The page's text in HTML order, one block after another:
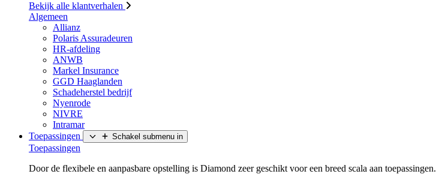
Bekijk alle klantverhalen
Algemeen
Allianz
Polaris Assuradeuren
HR-afdeling
ANWB
Markel Insurance
GGD Haaglanden
Schadeherstel bedrijf
Nyenrode
NIVRE
Intramar
Toepassingen
Schakel submenu in
Toepassingen
Door de flexibele en aanpasbare opstelling is Diamond zeer geschikt voor een breed scala aan toepassingen.